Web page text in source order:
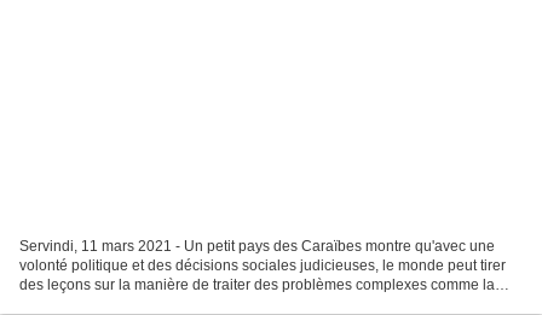
Servindi, 11 mars 2021 - Un petit pays des Caraïbes montre qu'avec une
volonté politique et des décisions sociales judicieuses, le monde peut tirer
des leçons sur la manière de traiter des problèmes complexes comme la